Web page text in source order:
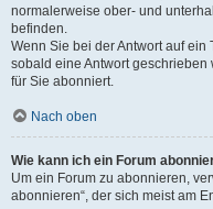
normalerweise ober- und
befinden.
Wenn Sie bei der Antwort auf
sobald eine Antwort geschrieben
für Sie abonniert.
Nach oben
Wie kann ich ein Forum
Um ein Forum zu abonnieren,
abonnieren“, der sich meist am